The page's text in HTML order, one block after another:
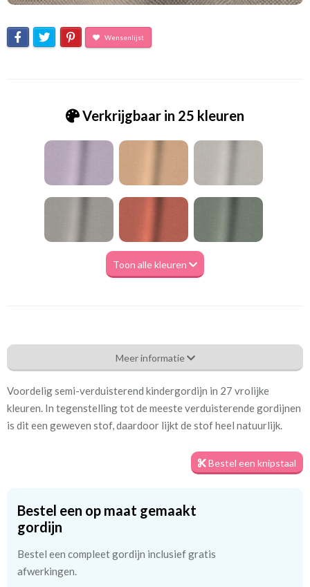
Wensenlijst
Verkrijgbaar in 25 kleuren
Toon alle kleuren
Va_Starnight_82 mushroom - Darklite
Eigenschappen gordijnstof
Va_Starnight_82 mushroom -
140 cm
Meer informatie
Voordelig semi-verduisterend kindergordijn in 27 vrolijke
kleuren. In tegenstelling tot de meeste verduisterende gordijnen
is dit een geweven stof, daardoor lijkt de stof heel natuurlijk.
Bestel een knipstaal
Bestel een op maat gemaakt
gordijn
Bestel een compleet gordijn inclusief gratis
afwerkingen.